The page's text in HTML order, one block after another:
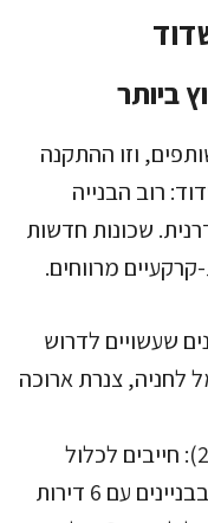
ביותר
וזו ההתקנה
רוב הבנייה
שכונות חדשות
קרקעיים מרווחים.
שעשויים לדרוש
לחניה, צנרת ארוכה
(אחרי מרץ 2023): חייבים לכלול
תשתית מוכנה לעמדות טעינה. בבניינים עם 6 דירות